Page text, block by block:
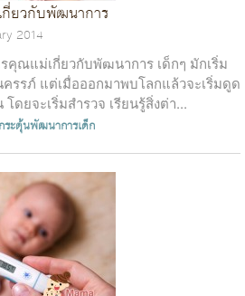
ยวกับพัฒนาการ
2014
คุณแม่เกี่ยวกับพัฒนาการ เด็กๆ มักเริ่ม
รรภ์ แต่เมื่อออกมาพบโลกแล้วจะเริ่มดูด
ดยจะเริ่มสำรวจ เรียนรู้สิ่งต่า...
กระตุ้นพัฒนาการเด็ก